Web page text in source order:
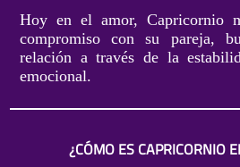
Hoy en el amor, Capricornio
compromiso con su pareja,
relación a través de la
emocional.
¿CÓMO ES CAPRICORNIO